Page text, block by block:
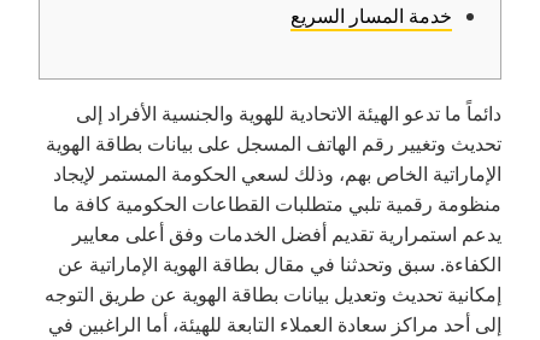
خدمة المسار السريع
دائماً ما تدعو الهيئة الاتحادية للهوية والجنسية الأفراد إلى
تحديث وتغيير رقم الهاتف المسجل على بيانات بطاقة الهوية
الإماراتية الخاص بهم، وذلك لسعي الحكومة المستمر لإيجاد
منظومة رقمية تلبي متطلبات القطاعات الحكومية كافة ما
يدعم استمرارية تقديم أفضل الخدمات وفق أعلى معايير
الكفاءة. سبق وتحدثنا في مقال بطاقة الهوية الإماراتية عن
إمكانية تحديث وتعديل بيانات بطاقة الهوية عن طريق التوجه
إلى أحد مراكز سعادة العملاء التابعة للهيئة، أما الراغبين في